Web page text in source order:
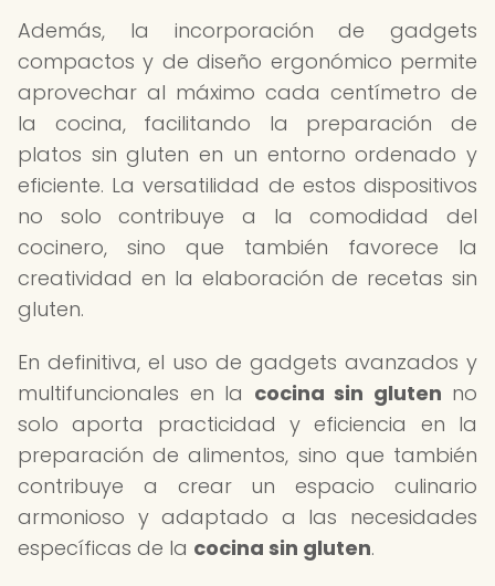
Además, la incorporación de gadgets
compactos y de diseño ergonómico permite
aprovechar al máximo cada centímetro de
la cocina, facilitando la preparación de
platos sin gluten en un entorno ordenado y
eficiente. La versatilidad de estos dispositivos
no solo contribuye a la comodidad del
cocinero, sino que también favorece la
creatividad en la elaboración de recetas sin
gluten.
En definitiva, el uso de gadgets avanzados y
multifuncionales en la cocina sin gluten no
solo aporta practicidad y eficiencia en la
preparación de alimentos, sino que también
contribuye a crear un espacio culinario
armonioso y adaptado a las necesidades
específicas de la cocina sin gluten.